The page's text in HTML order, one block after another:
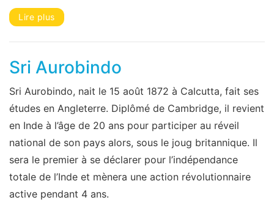
Lire plus
Sri Aurobindo
Sri Aurobindo, nait le 15 août 1872 à Calcutta, fait ses
études en Angleterre. Diplômé de Cambridge, il revient
en Inde à l’âge de 20 ans pour participer au réveil
national de son pays alors, sous le joug britannique. Il
sera le premier à se déclarer pour l’indépendance
totale de l’Inde et mènera une action révolutionnaire
active pendant 4 ans.